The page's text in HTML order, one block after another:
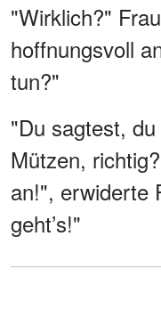
"Wirklich?"
hoffnungsvoll
tun?"
"Du sagtest,
Mützen,
an!", erwiderte
geht’s!"